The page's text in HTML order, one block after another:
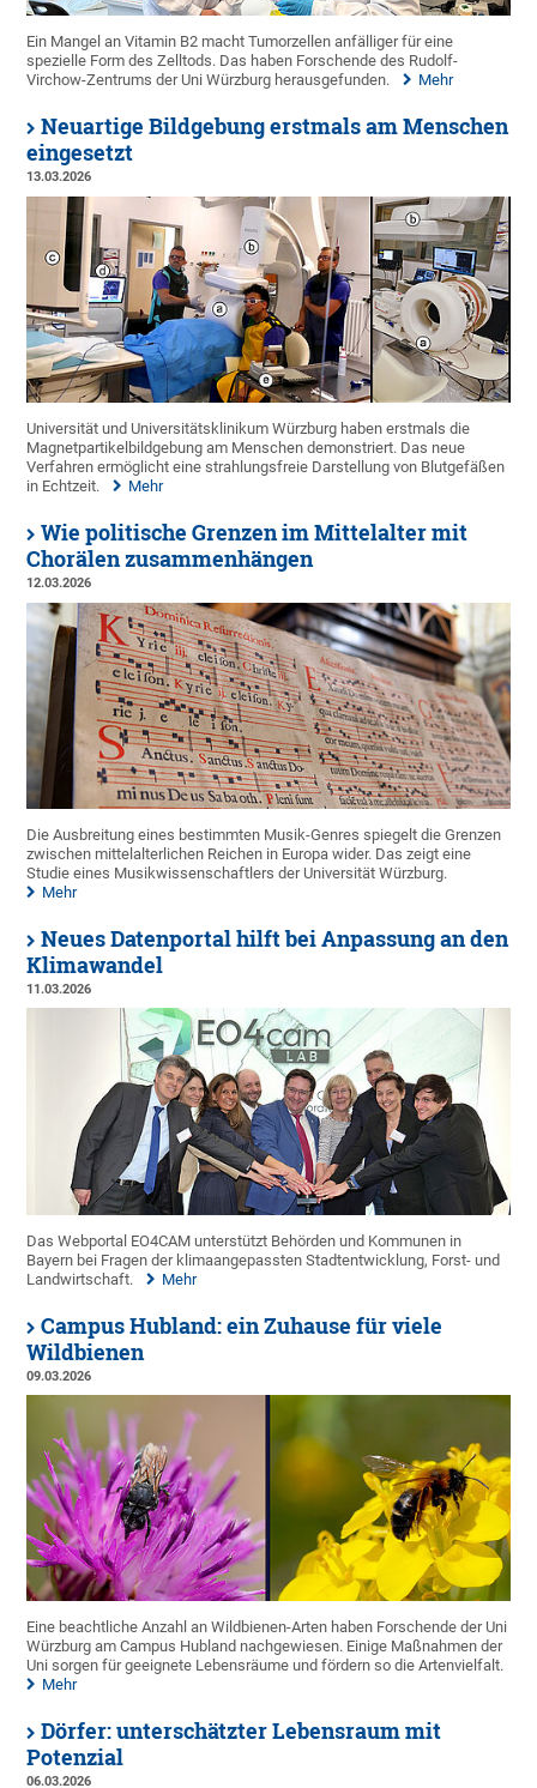
Ein Mangel an Vitamin B2 macht Tumorzellen anfälliger für eine
spezielle Form des Zelltods. Das haben Forschende des Rudolf-
Virchow-Zentrums der Uni Würzburg herausgefunden.
Mehr
Neuartige Bildgebung erstmals am Menschen
eingesetzt
13.03.2026
Universität und Universitätsklinikum Würzburg haben erstmals die
Magnetpartikelbildgebung am Menschen demonstriert. Das neue
Verfahren ermöglicht eine strahlungsfreie Darstellung von Blutgefäßen
in Echtzeit.
Mehr
Wie politische Grenzen im Mittelalter mit
Chorälen zusammenhängen
12.03.2026
Die Ausbreitung eines bestimmten Musik-Genres spiegelt die Grenzen
zwischen mittelalterlichen Reichen in Europa wider. Das zeigt eine
Studie eines Musikwissenschaftlers der Universität Würzburg.
Mehr
Neues Datenportal hilft bei Anpassung an den
Klimawandel
11.03.2026
Das Webportal EO4CAM unterstützt Behörden und Kommunen in
Bayern bei Fragen der klimaangepassten Stadtentwicklung, Forst- und
Landwirtschaft.
Mehr
Campus Hubland: ein Zuhause für viele
Wildbienen
09.03.2026
Eine beachtliche Anzahl an Wildbienen-Arten haben Forschende der Uni
Würzburg am Campus Hubland nachgewiesen. Einige Maßnahmen der
Uni sorgen für geeignete Lebensräume und fördern so die Artenvielfalt.
Mehr
Dörfer: unterschätzter Lebensraum mit
Potenzial
06.03.2026